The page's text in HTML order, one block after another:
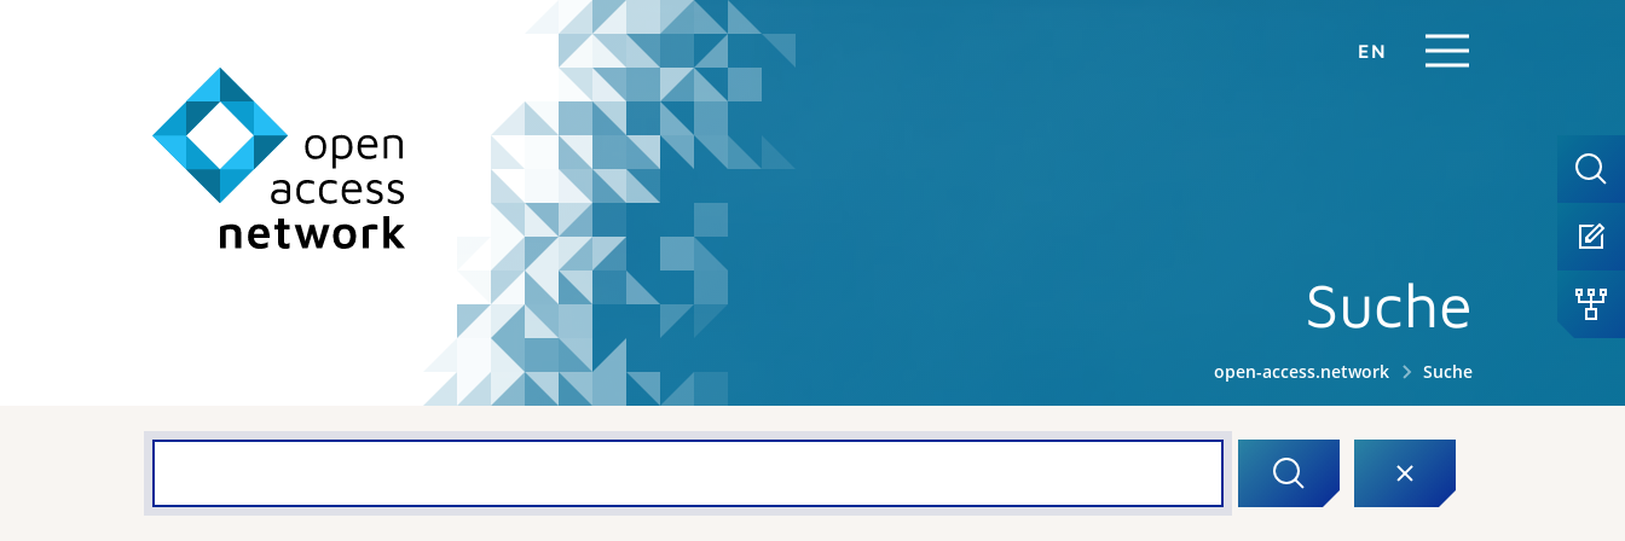
EN
Suche
open-access.network Suche